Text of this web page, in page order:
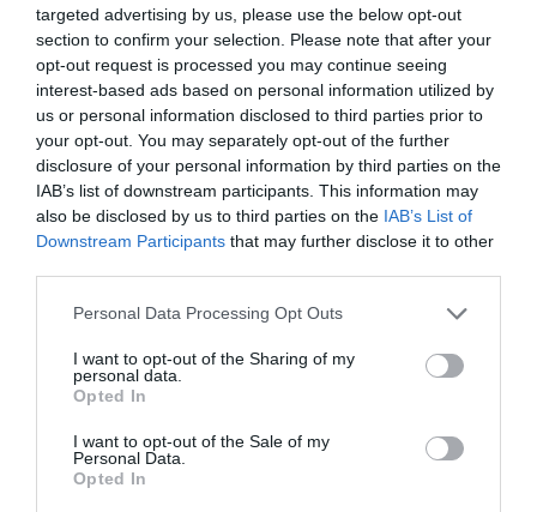
targeted advertising by us, please use the below opt-out
section to confirm your selection. Please note that after your
opt-out request is processed you may continue seeing
interest-based ads based on personal information utilized by
us or personal information disclosed to third parties prior to
your opt-out. You may separately opt-out of the further
disclosure of your personal information by third parties on the
IAB’s list of downstream participants. This information may
also be disclosed by us to third parties on the IAB’s List of
Downstream Participants that may further disclose it to other
Personal Data Processing Opt Outs
I want to opt-out of the Sharing of my
personal data.
Opted In
I want to opt-out of the Sale of my
Personal Data.
Opted In